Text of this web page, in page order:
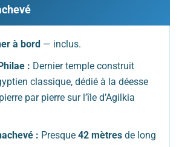
à bord — inclus.
: Dernier temple construit
classique, dédié à la déesse
par pierre sur l’île d’Agilkia
: Presque 42 mètres de long